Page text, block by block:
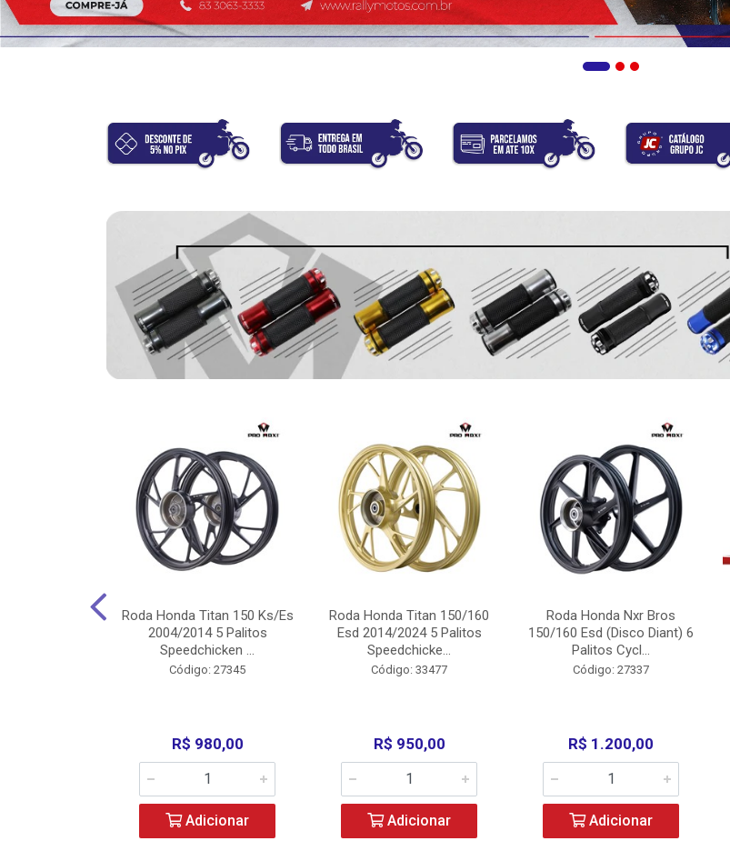
Roda Honda Titan 150 Ks/Es
2004/2014 5 Palitos
Speedchicken ...
Código: 27345
R$ 980,00
Adicionar
Roda Honda Titan 150/160
Esd 2014/2024 5 Palitos
Speedchicke...
Código: 33477
R$ 950,00
Adicionar
Roda Honda Nxr Bros
150/160 Esd (Disco Diant) 6
Palitos Cycl...
Código: 27337
R$ 1.200,00
Adicionar